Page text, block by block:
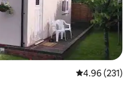
レビュー231
4.96 (231)